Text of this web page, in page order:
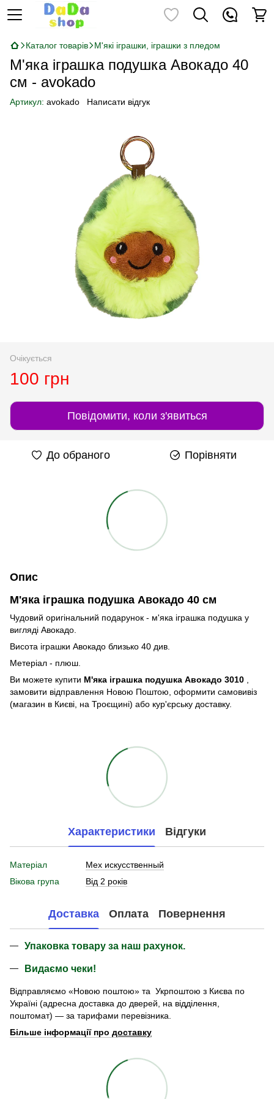
Каталог товарів М'які іграшки, іграшки з пледом
М'яка іграшка подушка Авокадо 40
см - avokado
Артикул: avokado Написати відгук
Очікується
100 грн
Повідомити, коли з'явиться
До обраного Порівняти
Опис
М'яка іграшка подушка Авокадо 40 см
Чудовий оригінальний подарунок - м'яка іграшка подушка у
вигляді Авокадо.
Висота іграшки Авокадо близько 40 див.
Метеріал - плюш.
Ви можете купити М'яка іграшка подушка Авокадо 3010
замовити відправлення Новою Поштою, оформити самовивіз
(магазин в Києві, на Троєщині) або кур'єрську доставку.
Характеристики Відгуки
Матеріал
Мех искусственный
Вікова група
Від 2 років
Доставка Оплата Повернення
Упаковка товару за наш рахунок.
Видаємо чеки!
Відправляємо «Новою поштою» та Укрпоштою з Києва по
Україні (адресна доставка до дверей, на відділення,
поштомат) — за тарифами перевізника.
Більше інформації про доставку